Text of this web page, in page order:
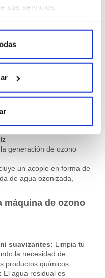
sus servicios.
es perfecto para
usarse en baños,
y más.
la producción de ozono
ofreciendo una
generación de ozono
un acople en forma de
de agua ozonizada,
máquina de ozono
suavizantes: Limpia tu
la necesidad de
productos químicos.
El agua residual es